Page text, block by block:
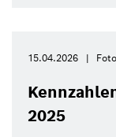
15.04.2026 Foto
2025